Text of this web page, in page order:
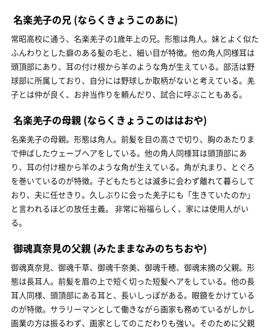
名楽羌子の兄 (ならくきょうこのあに)
常昭高校に通う、名楽羌子の1歳年上の兄。形態は角人。妹とよく似た
ふんわりとした癖のある髪の毛と、細い目が特徴。他の角人同様耳は
頭頂部にあり、耳の付け根から羊のような角が生えている。部活は野
球部に所属しており、自分には野球しか取柄がないと考えている。羌
子とは仲が良く、お弁当作りを頼んだり、試合に呼ぶこともある。
名楽羌子の母親 (ならくきょうこのははおや)
名楽羌子の母親。形態は角人。前髪を目の高さで切り、胸のあたりま
で伸ばしたウェーブヘアをしている。他の角人同様耳は頭頂部にあ
り、耳の付け根から羊のような角が生えている。角が丸まり、とぐろ
を巻いているのが特徴。子どもたちとは滅多に会わず離れて暮らして
おり、夫に任せきり。久しぶりに会った羌子にも「生きていたのか」
と言われるほどの放任主義。 非常に裕福らしく、家には使用人がい
る。
御魂真奈見の父親 (みたままなみのちちおや)
御魂真奈見、御魂千草、御魂千奈美、御魂千穂、御魂末摘の父親。形
態は長耳人。前髪を眉の上で短く切った短髪ヘアをしている。他の長
耳人同様、頭頂部にある耳と、長いしっぽがある。眼鏡をかけている
のが特徴。サラリーマンとして働きながら画家も務めているがしかし
画業の方は振るわず、画家としてのこだわりも強い。そのために父親